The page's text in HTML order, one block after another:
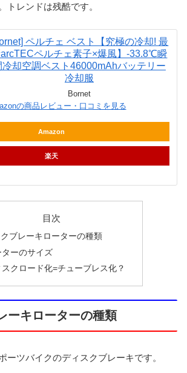
トレンドは残酷です。
ペルチェ ベスト【究極の冷却! 最
ペルチェ素子×爆風】-33.8℃瞬
冷却空調ベスト46000mAhバッテリー
冷却服
Bornet
の商品レビュー・口コミを見る
Amazon
楽天
目次
ブレーキローターの種類
ターのサイズ
スクロード化=チューブレス化？
ーキローターの種類
ーツバイクのディスクブレーキです。